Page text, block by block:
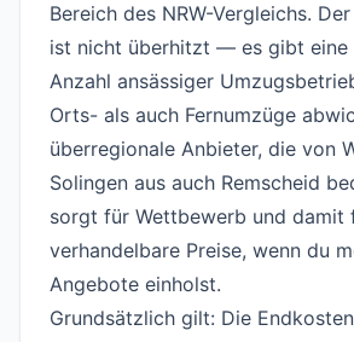
Bereich des NRW-Vergleichs.
ist nicht überhitzt — es gibt eine
Anzahl ansässiger
Orts- als auch Fernumzüge
überregionale Anbieter, die von
Solingen aus auch Remscheid
sorgt für Wettbewerb und damit
verhandelbare Preise, wenn du
Angebote einholst.
Grundsätzlich gilt: Die